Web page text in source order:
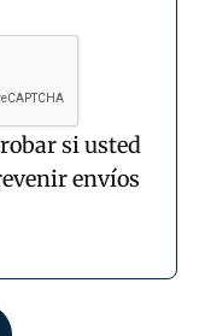
si usted
envíos